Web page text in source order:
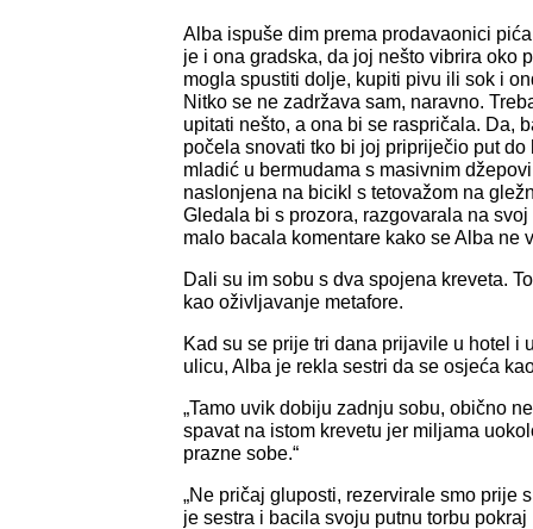
Alba ispuše dim prema prodavaonici
je i ona gradska, da joj nešto vibrira oko
mogla spustiti dolje, kupiti pivu ili sok i
Nitko se ne zadržava sam, naravno.
upitati nešto, a ona bi se raspričala. Da,
počela snovati tko bi joj pripriječio put
mladić u bermudama s masivnim
naslonjena na bicikl s tetovažom na
Gledala bi s prozora, razgovarala na
malo bacala komentare kako se Alba ne
Dali su im sobu s dva spojena kreveta.
kao oživljavanje metafore.
Kad su se prije tri dana prijavile u hotel i
ulicu, Alba je rekla sestri da se osjeća
„Tamo uvik dobiju zadnju sobu, obično
spavat na istom krevetu jer miljama
prazne sobe.“
„Ne pričaj gluposti, rezervirale smo prije
je sestra i bacila svoju putnu torbu pokraj